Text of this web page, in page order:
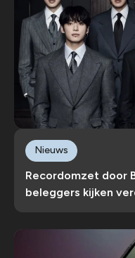
Recordomzet door
beleggers kijken
Nieuws